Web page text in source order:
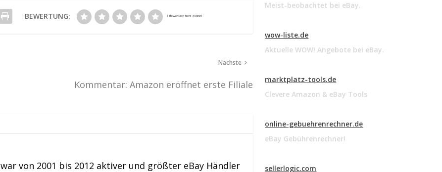
BEWERTUNG:
Nächste
Kommentar: Amazon eröffnet erste Filiale
war von 2001 bis 2012 aktiver und größter eBay Händler
Meist-beobachtet bei eBay.
wow-liste.de
Aktuelle WOW! Angebote bei eBay.
marktplatz-tools.de
Clevere Amazon & eBay Tools
online-gebuehrenrechner.de
eBay Gebührenrechner!
sellerlogic.com